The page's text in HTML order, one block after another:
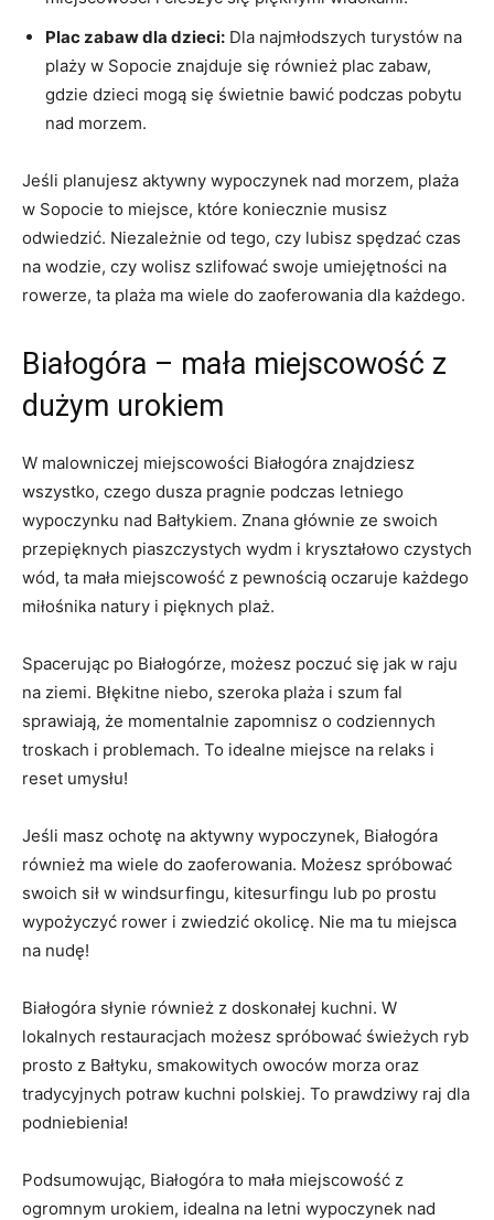
Plac‍ zabaw dla dzieci: Dla najmłodszych turystów na
plaży w Sopocie znajduje się również plac zabaw,
gdzie dzieci mogą się ‍świetnie bawić podczas pobytu⁤
nad⁤ morzem.
Jeśli planujesz aktywny wypoczynek nad ‍morzem, plaża
w Sopocie to miejsce, które koniecznie musisz
odwiedzić. Niezależnie od tego, czy lubisz spędzać czas
na​ wodzie, czy wolisz szlifować swoje umiejętności na
rowerze, ‍ta ​plaża ma wiele do zaoferowania dla każdego.
Białogóra – mała miejscowość z
dużym urokiem
W malowniczej miejscowości Białogóra znajdziesz
wszystko, czego dusza⁤ pragnie podczas letniego
wypoczynku nad Bałtykiem. Znana głównie ze swoich
przepięknych piaszczystych wydm i ​kryształowo czystych
wód, ta mała miejscowość z pewnością oczaruje każdego
miłośnika natury i pięknych ⁤plaż.
Spacerując po Białogórze, możesz poczuć się jak ‌w raju
na ziemi. Błękitne niebo, szeroka plaża i szum fal
sprawiają, że⁤ momentalnie zapomnisz o⁢ codziennych
⁢troskach i problemach. To ⁤idealne miejsce na relaks i
reset umysłu!
Jeśli masz ochotę na aktywny wypoczynek, Białogóra
również ma wiele do​ zaoferowania. Możesz spróbować
‍swoich sił w ⁢windsurfingu, kitesurfingu lub po prostu
wypożyczyć​ rower i zwiedzić okolicę. Nie ma tu miejsca
na nudę!
Białogóra słynie również z doskonałej kuchni. W‍
lokalnych restauracjach możesz spróbować świeżych ryb
prosto z Bałtyku, smakowitych owoców morza oraz
tradycyjnych potraw kuchni polskiej.‌ To‍ prawdziwy‌ raj ⁣dla
podniebienia!
Podsumowując, Białogóra to mała miejscowość z
ogromnym ‌urokiem, idealna na letni wypoczynek nad